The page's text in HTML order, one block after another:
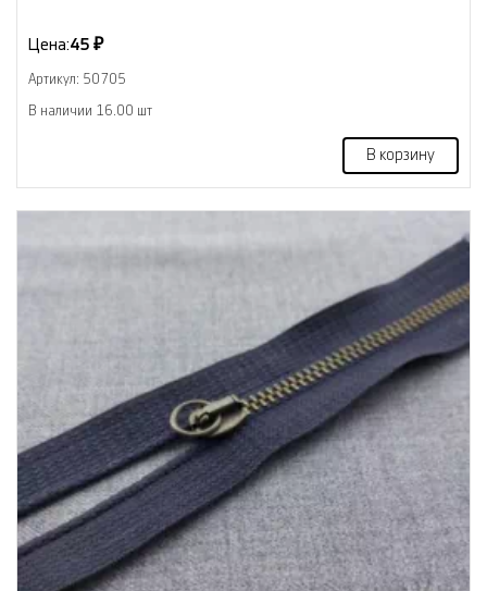
Цена:45 ₽
Артикул: 50705
В наличии 16.00 шт
В корзину